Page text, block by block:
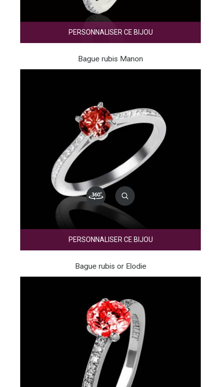
PERSONNALISER CE BIJOU
Bague rubis Manon
PERSONNALISER CE BIJOU
Bague rubis or Elodie